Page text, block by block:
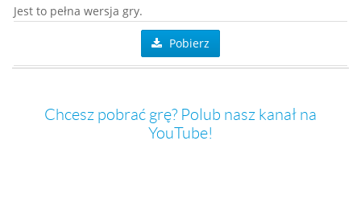
Jest to pełna wersja gry.
Pobierz
Chcesz pobrać grę? Polub nasz kanał na
YouTube!